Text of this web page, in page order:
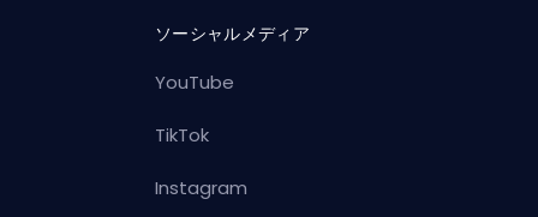
ソーシャルメディア
YouTube
TikTok
Instagram